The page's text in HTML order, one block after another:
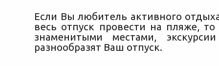
Если Вы любитель активного
весь отпуск провести на пляже, то
знаменитыми местами,
разнообразят Ваш отпуск.